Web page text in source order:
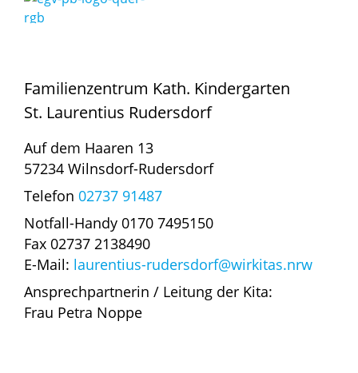
Familienzentrum Kath. Kindergarten
St. Laurentius Rudersdorf
Auf dem Haaren 13
57234 Wilnsdorf-Rudersdorf
Telefon 02737 91487
Notfall-Handy 0170 7495150
Fax 02737 2138490
E-Mail: laurentius-rudersdorf@wirkitas.nrw
Ansprechpartnerin / Leitung der Kita:
Frau Petra Noppe